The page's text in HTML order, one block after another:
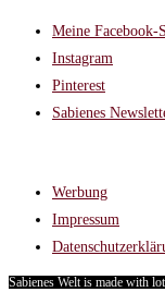
Meine Facebook-
Instagram
Pinterest
Sabienes
Werbung
Impressum
Sabienes Welt is made with